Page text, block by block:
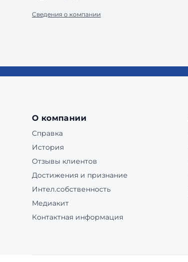
Сведения о компании
О компании
Справка
История
Отзывы клиентов
Достижения и признание
Интел.собственность
Медиакит
Контактная информация